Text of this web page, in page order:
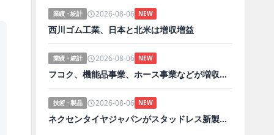
業績・統計 2026-08-06 NEW
西川ゴム工業、日本と北米は増収増益
業績・統計 2026-08-06 NEW
フコク、機能品事業、ホース事業などが増収増益
技術・製品 2026-08-06 NEW
ネクセンタイヤジャパンがスタッドレス新製品、日本市場にらみ開発